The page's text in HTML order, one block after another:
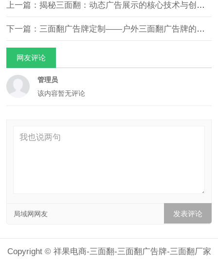
上一篇：揭秘三面翻：动态广告展示的核心技术与创新原理
下一篇：三面翻广告牌定制——户外三面翻广告牌的更换和清理工作
网友评论
管理员
该内容暂无评论
局域网网友
Copyright © 祥果电商-三面翻-三面翻广告牌-三面翻厂家